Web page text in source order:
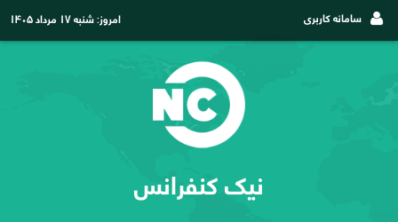
سامانه کاربری امروز:شنبه ۱۷ مرداد ۱۴۰۵
نیک کنفرانس